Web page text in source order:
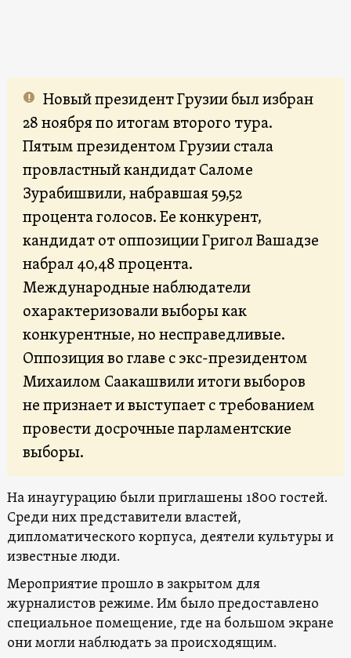
Новый президент Грузии был избран
28 ноября по итогам второго тура.
Пятым президентом Грузии стала
провластный кандидат Саломе
Зурабишвили, набравшая 59,52
процентаголосов. Ее конкурент,
кандидат от оппозиции Григол Вашадзе
набрал 40,48 процента.
Международные наблюдатели
охарактеризовали выборы как
конкурентные, но несправедливые.
Оппозиция во главе с экс-президентом
Михаилом Саакашвили итоги выборов
не признает и выступает с требованием
провести досрочные парламентские
выборы.
На инаугурацию были приглашены 1800 гостей.
Среди них представители властей,
дипломатического корпуса, деятели культуры и
известные люди.
Мероприятие прошло в закрытом для
журналистов режиме. Им было предоставлено
специальное помещение, где на большом экране
они могли наблюдать за происходящим.